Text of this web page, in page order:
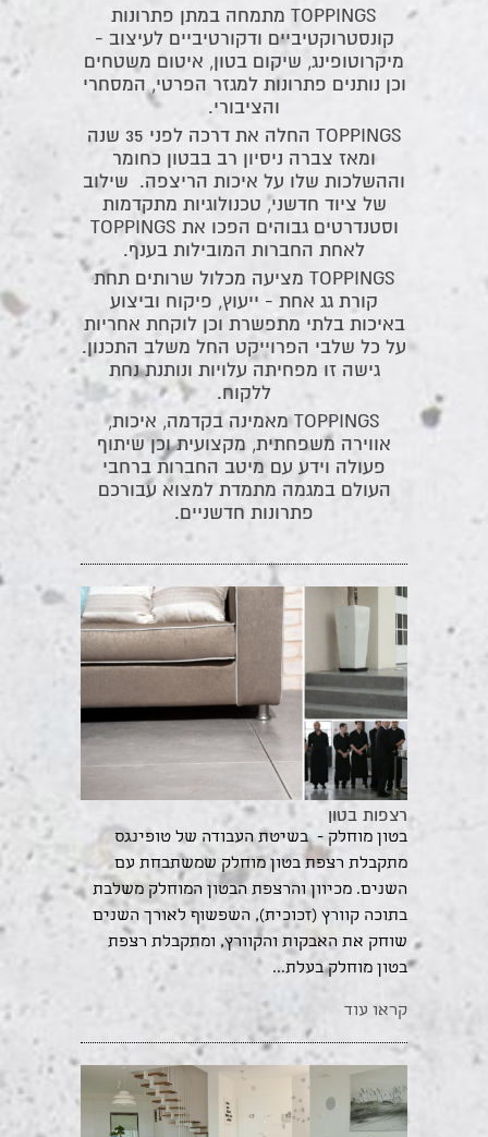
TOPPINGS מתמחה במתן פתרונות
קונסטרוקטיביים ודקורטיביים לעיצוב -
מיקרוטופינג, שיקום בטון, איטום משטחים
וכן נותנים פתרונות למגזר הפרטי, המסחרי
והציבורי.
TOPPINGS החלה את דרכה לפני 35 שנה
ומאז צברה ניסיון רב בבטון כחומר
וההשלכות שלו על איכות הריצפה. שילוב
של ציוד חדשני, טכנולוגיות מתקדמות
וסטנדרטים גבוהים הפכו את TOPPINGS
לאחת החברות המובילות בענף.
TOPPINGS מציעה מכלול שרותים תחת
קורת גג אחת - ייעוץ, פיקוח וביצוע
באיכות בלתי מתפשרת וכן לוקחת אחריות
על כל שלבי הפרוייקט החל משלב התכנון.
גישה זו מפחיתה עלויות ונותנת נחת
ללקוח.
TOPPINGS מאמינה בקדמה, איכות,
אווירה משפחתית, מקצועית וכן שיתוף
פעולה וידע עם מיטב החברות ברחבי
העולם במגמה מתמדת למצוא עבורכם
פתרונות חדשניים.
רצפות בטון
בטון מוחלק - בשיטת העבודה של טופינגס
מתקבלת רצפת בטון מוחלק שמשתבחת עם
השנים. מכיוון והרצפת הבטון המוחלק משלבת
בתוכה קוורץ (זכוכית), השפשוף לאורך השנים
שוחק את האבקות והקוורץ, ומתקבלת רצפת
בטון מוחלק בעלת...
קראו עוד